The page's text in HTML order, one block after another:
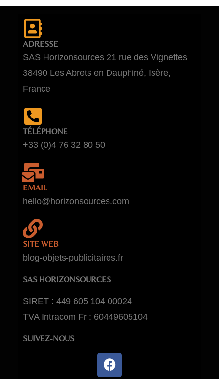
ADRESSE
SAS Horizonsources 21 rue des Vignettes
38490 Les Abrets en Dauphiné, Isère,
France
TÉLÉPHONE
+33 (0)4 76 32 80 50
EMAIL
hello@horizonsources.com
SITE WEB
blog-objets-publicitaires.fr
SAS HORIZONSOURCES
SIRET : 449 605 104 00024
TVA Intracom Fr : 60449605104
SUIVEZ-NOUS